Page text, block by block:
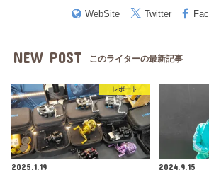
WebSite Twitter
NEW POST このライターの最新記事
レポート
2025.1.19
2024.9.15